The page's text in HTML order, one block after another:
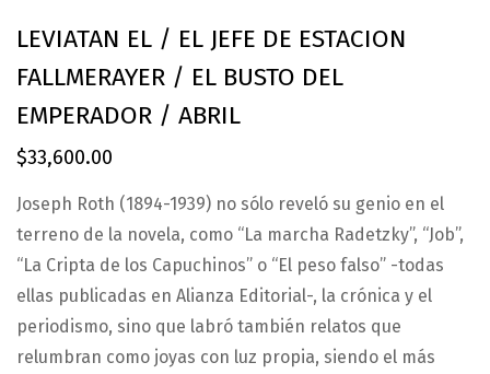
LEVIATAN EL / EL JEFE DE ESTACION
FALLMERAYER / EL BUSTO DEL
EMPERADOR / ABRIL
$33,600.00
Joseph Roth (1894-1939) no sólo reveló su genio en el
terreno de la novela, como “La marcha Radetzky”, “Job”,
“La Cripta de los Capuchinos” o “El peso falso” -todas
ellas publicadas en Alianza Editorial-, la crónica y el
periodismo, sino que labró también relatos que
relumbran como joyas con luz propia, siendo el más